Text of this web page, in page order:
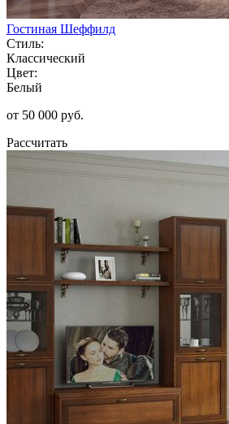
Гостиная Шеффилд
Стиль:
Классический
Цвет:
Белый
от 50 000 руб.
Рассчитать